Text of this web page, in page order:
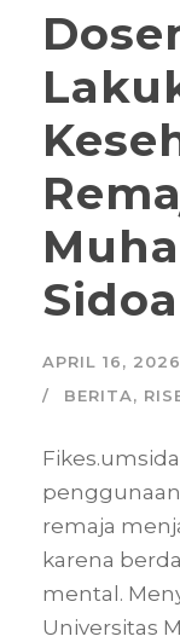
APRIL 16, 2026
BERITA,
remaja
karena
mental.
Universitas